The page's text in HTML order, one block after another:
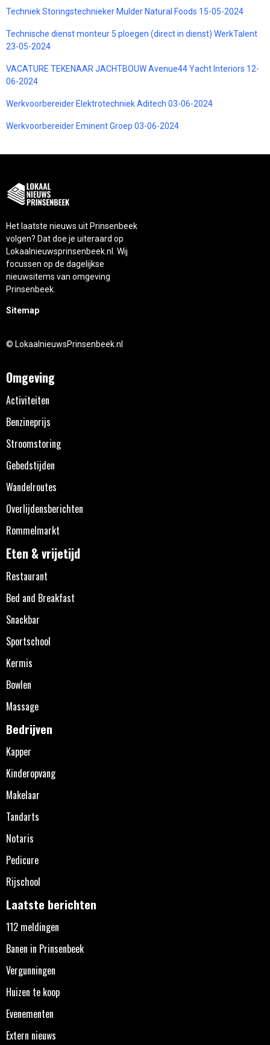
Techniek Storingstechnieker Mulder Natural Foods 15-05-2024
Technische dienst monteur 5 ploegen (direct in dienst) WerkTalent
23-05-2024
VACATURE TEKENAAR JACHTBOUW Avenue44 Yacht Interiors 12-
06-2024
Werkvoorbereider Elektrotechniek Aditech 03-06-2024
Werkvoorbereider Eminent Groep 03-06-2024
Het laatste nieuws uit Prinsenbeek
volgen? Dat doe je uiteraard op
Lokaalnieuwsprinsenbeek.nl. Wij
focussen op de dagelijkse
nieuwsitems van omgeving
Prinsenbeek.
Sitemap
© LokaalnieuwsPrinsenbeek.nl
Omgeving
Activiteiten
Benzineprijs
Stroomstoring
Gebedstijden
Wandelroutes
Overlijdensberichten
Rommelmarkt
Eten & vrijetijd
Restaurant
Bed and Breakfast
Snackbar
Sportschool
Kermis
Bowlen
Massage
Bedrijven
Kapper
Kinderopvang
Makelaar
Tandarts
Notaris
Pedicure
Rijschool
Laatste berichten
112 meldingen
Banen in Prinsenbeek
Vergunningen
Huizen te koop
Evenementen
Extern nieuws